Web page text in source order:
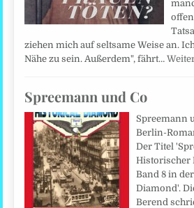
ziehen mich auf seltsame Weise an.
Nähe zu sein. Außerdem", fährt…
Spreemann und Co
Spreemann
Berlin-
Der Titel
Historischer
Band 8 in
Diamond'.
Berend